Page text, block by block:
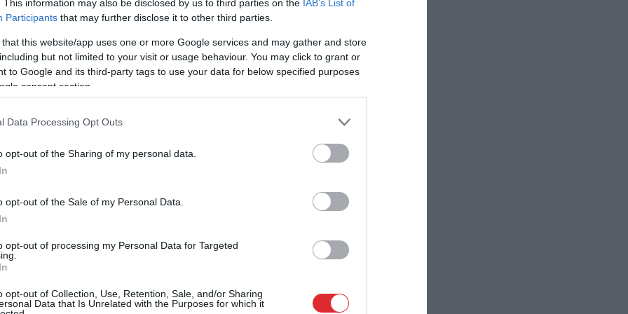
This information may also be disclosed by us to third parties on the IAB’s List of
Participants that may further disclose it to other third parties.
that this website/app uses one or more Google services and may gather and store
but not limited to your visit or usage behaviour. You may click to grant or
to Google and its third-party tags to use your data for below specified purposes
consent section.
Data Processing Opt Outs
opt-out of the Sharing of my personal data.
opt-out of the Sale of my Personal Data.
opt-out of processing my Personal Data for Targeted
opt-out of Collection, Use, Retention, Sale, and/or Sharing
Data that Is Unrelated with the Purposes for which it
U-16 basketbola izlase Eiropas čempionātu sāk ar
atvadīšanos no izlases: “Kā brālis saprotu, bet kā
“Neptūnas” izcīnīt Lietuvas čempionāta bronzas